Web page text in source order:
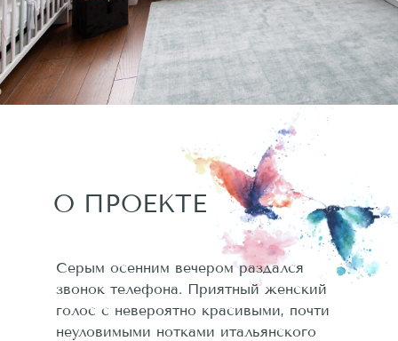
О ПРОЕКТЕ
Серым осенним вечером раздался
звонок телефона. Приятный женский
голос с невероятно красивыми, почти
неуловимыми нотками итальянского